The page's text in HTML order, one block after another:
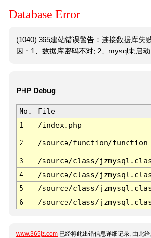
Database Error
(1040) 365建站错误警告：连接数据库失
因：1、数据库密码不对; 2、mysql未启动
PHP Debug
No. File
1
/index.php
2 /source/function/
3 /source/class/
4
/source/class/
5
/source/class/
6
/source/class/
www.365jz.com 已经将此出错信息详细记录, 由此